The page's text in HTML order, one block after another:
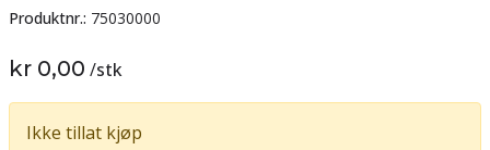
Produktnr.: 75030000
kr 0,00 /stk
Ikke tillat kjøp